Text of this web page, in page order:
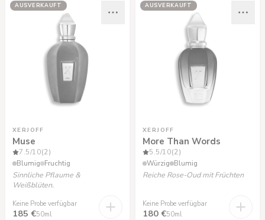
AUSVERKAUFT
XERJOFF
Muse
7.5/10(2)
Blumig Fruchtig
Sinnliche Pflaume &
Weißblüten.
Keine Probe verfügbar
185 €50ml
AUSVERKAUFT
XERJOFF
More Than Words
5.5/10(2)
Würzig Blumig
Reiche Rose-Oud mit Früchten
Keine Probe verfügbar
180 €50ml